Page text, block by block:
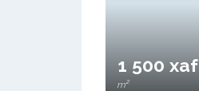
1 500 xaf
m²